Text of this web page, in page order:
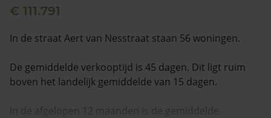
€ 111.791
In de straat Aert van Nesstraat staan 56 woningen.
De gemiddelde verkooptijd is 45 dagen. Dit ligt ruim
boven het landelijk gemiddelde van 15 dagen.
In de afgelopen 12 maanden is de gemiddelde